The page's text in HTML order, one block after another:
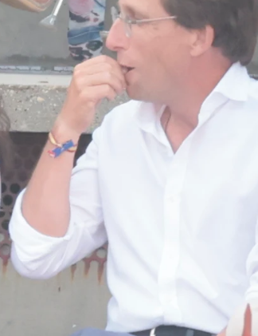
Whatsapp
ellos:
José Luis
Después de muchas